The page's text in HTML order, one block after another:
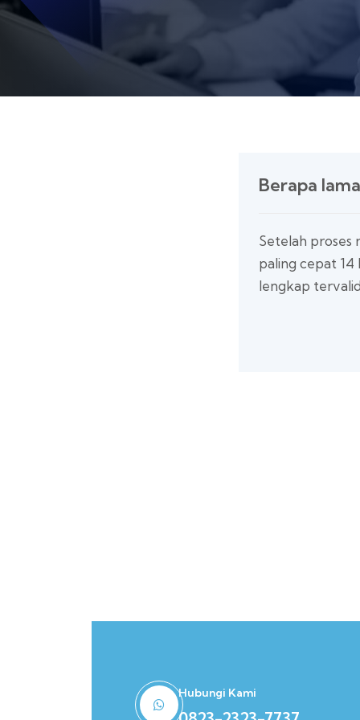
Berapa
Setelah proses
paling cepat 14
lengkap
Hubungi Kami